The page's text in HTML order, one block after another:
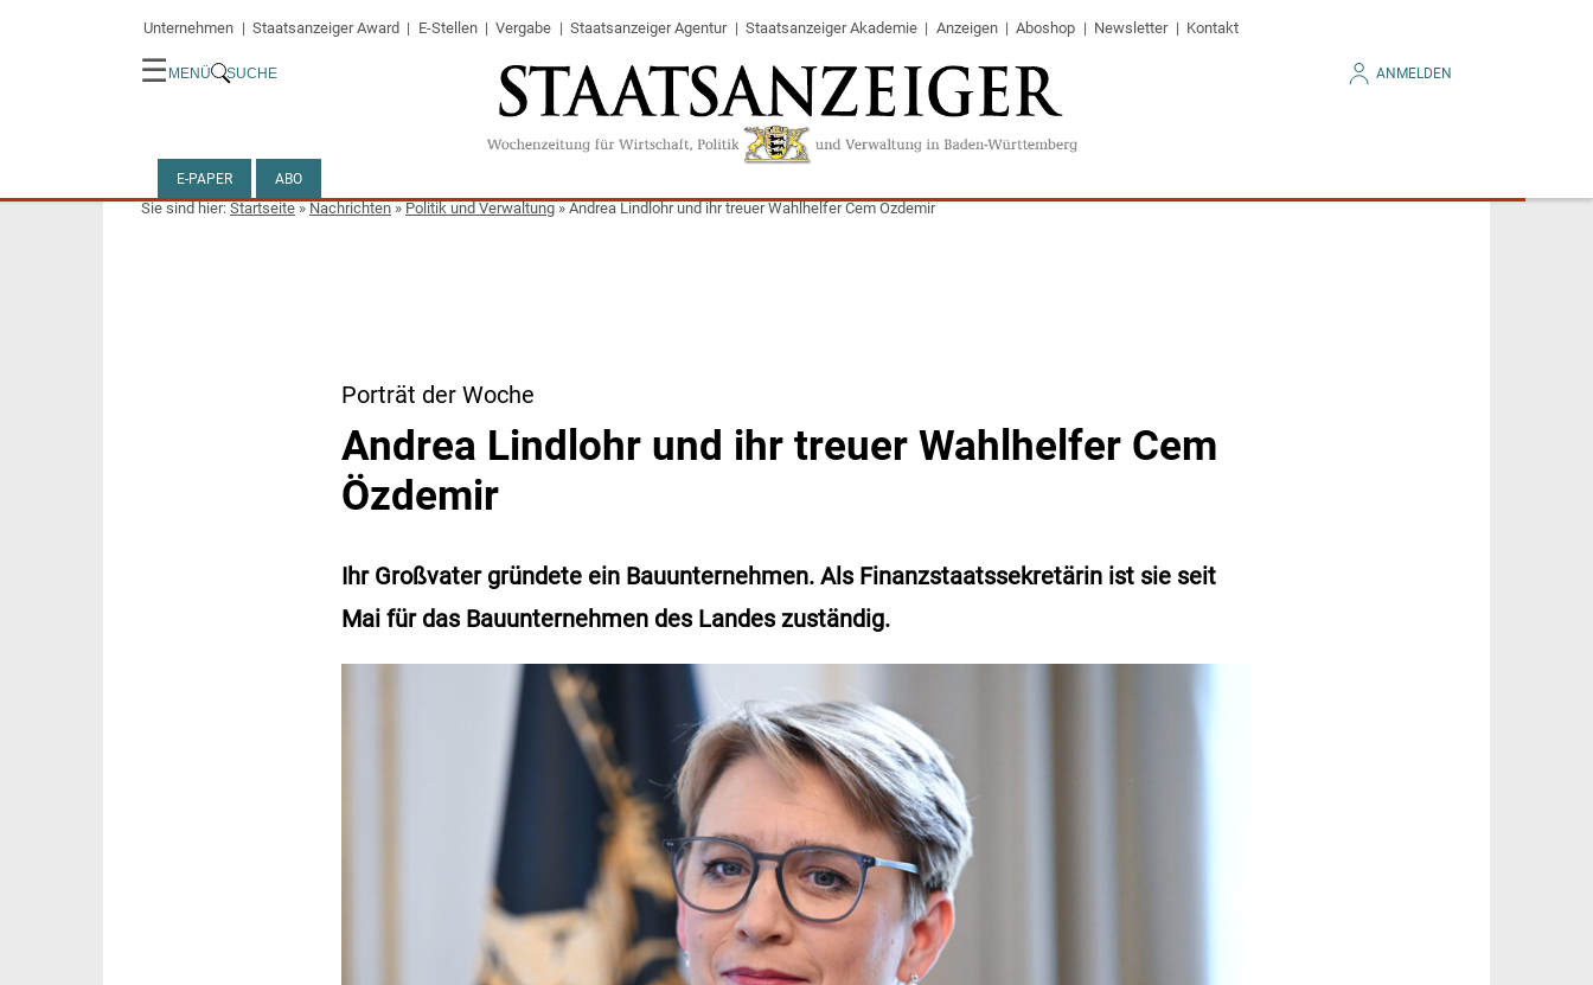
Unternehmen Staatsanzeiger Award E-Stellen Vergabe Staatsanzeiger Agentur Staatsanzeiger Akademie Anzeigen Aboshop Newsletter Kontakt
☰ MENÜ SUCHE ANMELDEN
E-PAPER ABO
Startseite»Nachrichten»Politik und Verwaltung»Andrea Lindlohr und ihr treuer Wahlhelfer Cem Özdemir
Porträt der Woche
Andrea Lindlohr und ihr treuer Wahlhelfer Cem
Özdemir
Ihr Großvater gründete ein Bauunternehmen. Als Finanzstaatssekretärin ist sie seit
Mai für das Bauunternehmen des Landes zuständig.